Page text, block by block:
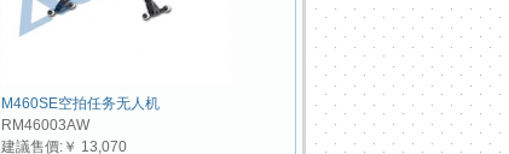
M460SE空拍任务无人机
RM46003AW
建議售價:￥ 13,070